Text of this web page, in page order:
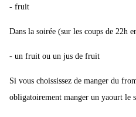
- fruit
Dans la soirée (sur les coups de 22h
- un fruit ou un jus de fruit
Si vous choississez de manger du
obligatoirement manger un yaourt le